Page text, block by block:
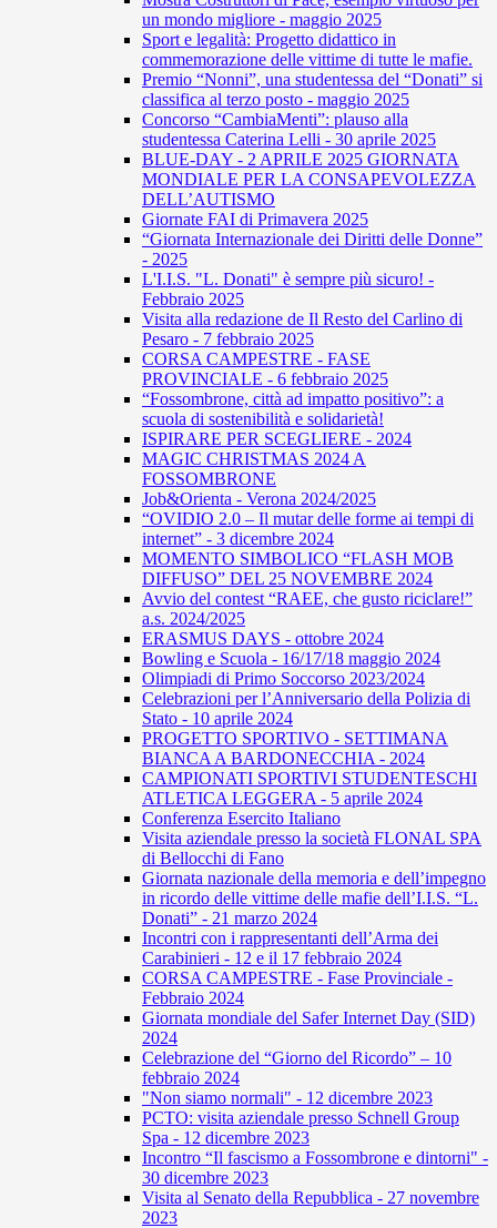
un mondo migliore - maggio 2025
Sport e legalità: Progetto didattico in
commemorazione delle vittime di tutte le mafie.
Premio “Nonni”, una studentessa del “Donati” si
classifica al terzo posto - maggio 2025
Concorso “CambiaMenti”: plauso alla
studentessa Caterina Lelli - 30 aprile 2025
BLUE-DAY - 2 APRILE 2025 GIORNATA
MONDIALE PER LA CONSAPEVOLEZZA
DELL’AUTISMO
Giornate FAI di Primavera 2025
“Giornata Internazionale dei Diritti delle Donne”
- 2025
L'I.I.S. "L. Donati" è sempre più sicuro! -
Febbraio 2025
Visita alla redazione de Il Resto del Carlino di
Pesaro - 7 febbraio 2025
CORSA CAMPESTRE - FASE
PROVINCIALE - 6 febbraio 2025
“Fossombrone, città ad impatto positivo”: a
scuola di sostenibilità e solidarietà!
ISPIRARE PER SCEGLIERE - 2024
MAGIC CHRISTMAS 2024 A
FOSSOMBRONE
Job&Orienta - Verona 2024/2025
“OVIDIO 2.0 – Il mutar delle forme ai tempi di
internet” - 3 dicembre 2024
MOMENTO SIMBOLICO “FLASH MOB
DIFFUSO” DEL 25 NOVEMBRE 2024
Avvio del contest “RAEE, che gusto riciclare!”
a.s. 2024/2025
ERASMUS DAYS - ottobre 2024
Bowling e Scuola - 16/17/18 maggio 2024
Olimpiadi di Primo Soccorso 2023/2024
Celebrazioni per l’Anniversario della Polizia di
Stato - 10 aprile 2024
PROGETTO SPORTIVO - SETTIMANA
BIANCA A BARDONECCHIA - 2024
CAMPIONATI SPORTIVI STUDENTESCHI
ATLETICA LEGGERA - 5 aprile 2024
Conferenza Esercito Italiano
Visita aziendale presso la società FLONAL SPA
di Bellocchi di Fano
Giornata nazionale della memoria e dell’impegno
in ricordo delle vittime delle mafie dell’I.I.S. “L.
Donati” - 21 marzo 2024
Incontri con i rappresentanti dell’Arma dei
Carabinieri - 12 e il 17 febbraio 2024
CORSA CAMPESTRE - Fase Provinciale -
Febbraio 2024
Giornata mondiale del Safer Internet Day (SID)
2024
Celebrazione del “Giorno del Ricordo” – 10
febbraio 2024
"Non siamo normali" - 12 dicembre 2023
PCTO: visita aziendale presso Schnell Group
Spa - 12 dicembre 2023
Incontro “Il fascismo a Fossombrone e dintorni" -
30 dicembre 2023
Visita al Senato della Repubblica - 27 novembre
2023